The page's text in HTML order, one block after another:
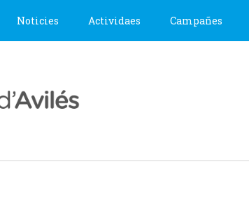
Noticies Actividaes Campañes